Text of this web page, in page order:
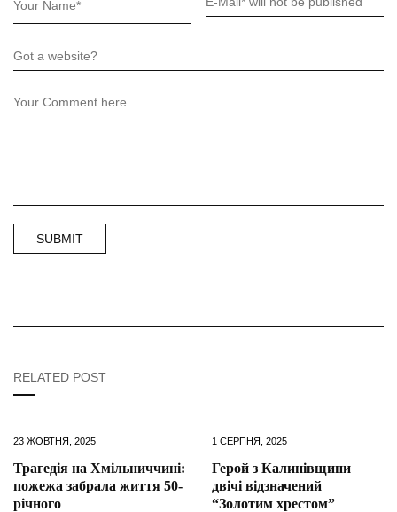
RELATED POST
23 ЖОВТНЯ, 2025
Трагедія на Хмільниччині:
пожежа забрала життя 50-
річного
1 СЕРПНЯ, 2025
Герой з Калинівщини
двічі відзначений
“Золотим хрестом”